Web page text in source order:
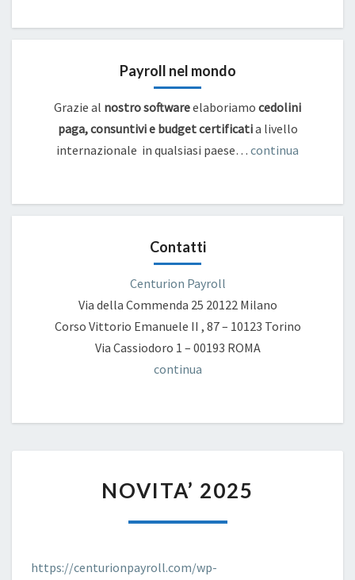
Payroll nel mondo
Grazie al nostro softwareelaboriamo cedolini
paga, consuntivi e budget certificatia livello
internazionale in qualsiasi paese… continua
Contatti
Centurion Payroll
Via della Commenda 25 20122 Milano
Corso Vittorio Emanuele II , 87 – 10123 Torino
Via Cassiodoro 1 – 00193 ROMA
continua
2025
NOVITA’ 2025
https://centurionpayroll.com/wp-